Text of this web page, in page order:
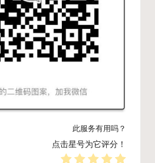
此服务有用吗？
点击星号为它评分！